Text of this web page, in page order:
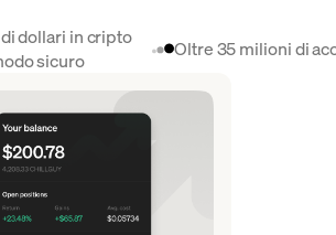
dollari in cripto
sicuro
Oltre 35 milioni di